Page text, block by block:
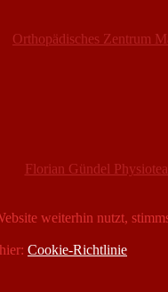
Orthopädisches Zentrum
Florian Gündel
weiterhin nutzt,
Cookie-Richtlinie